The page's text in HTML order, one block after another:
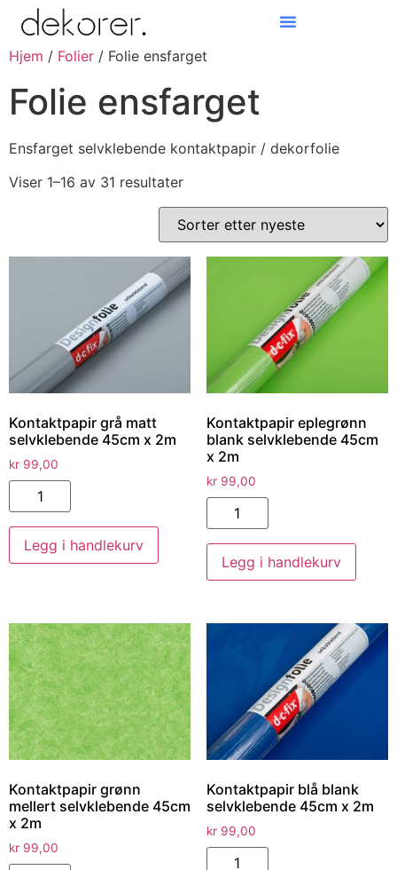
Hjem / Folier / Folie ensfarget
Folie ensfarget
Ensfarget selvklebende kontaktpapir / dekorfolie
Viser 1–16 av 31 resultater
Kontaktpapir grå matt
selvklebende 45cm x 2m
kr 99,00
Legg i handlekurv
Kontaktpapir eplegrønn
blank selvklebende 45cm
x 2m
kr99,00
Legg i handlekurv
Kontaktpapir grønn
mellert selvklebende 45cm
x 2m
kr 99,00
Kontaktpapir blå blank
selvklebende 45cm x 2m
kr99,00